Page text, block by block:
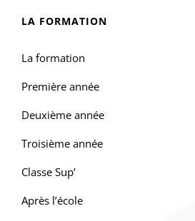
LA FORMATION
La formation
Première année
Deuxième année
Troisième année
Classe Sup’
Après l’école